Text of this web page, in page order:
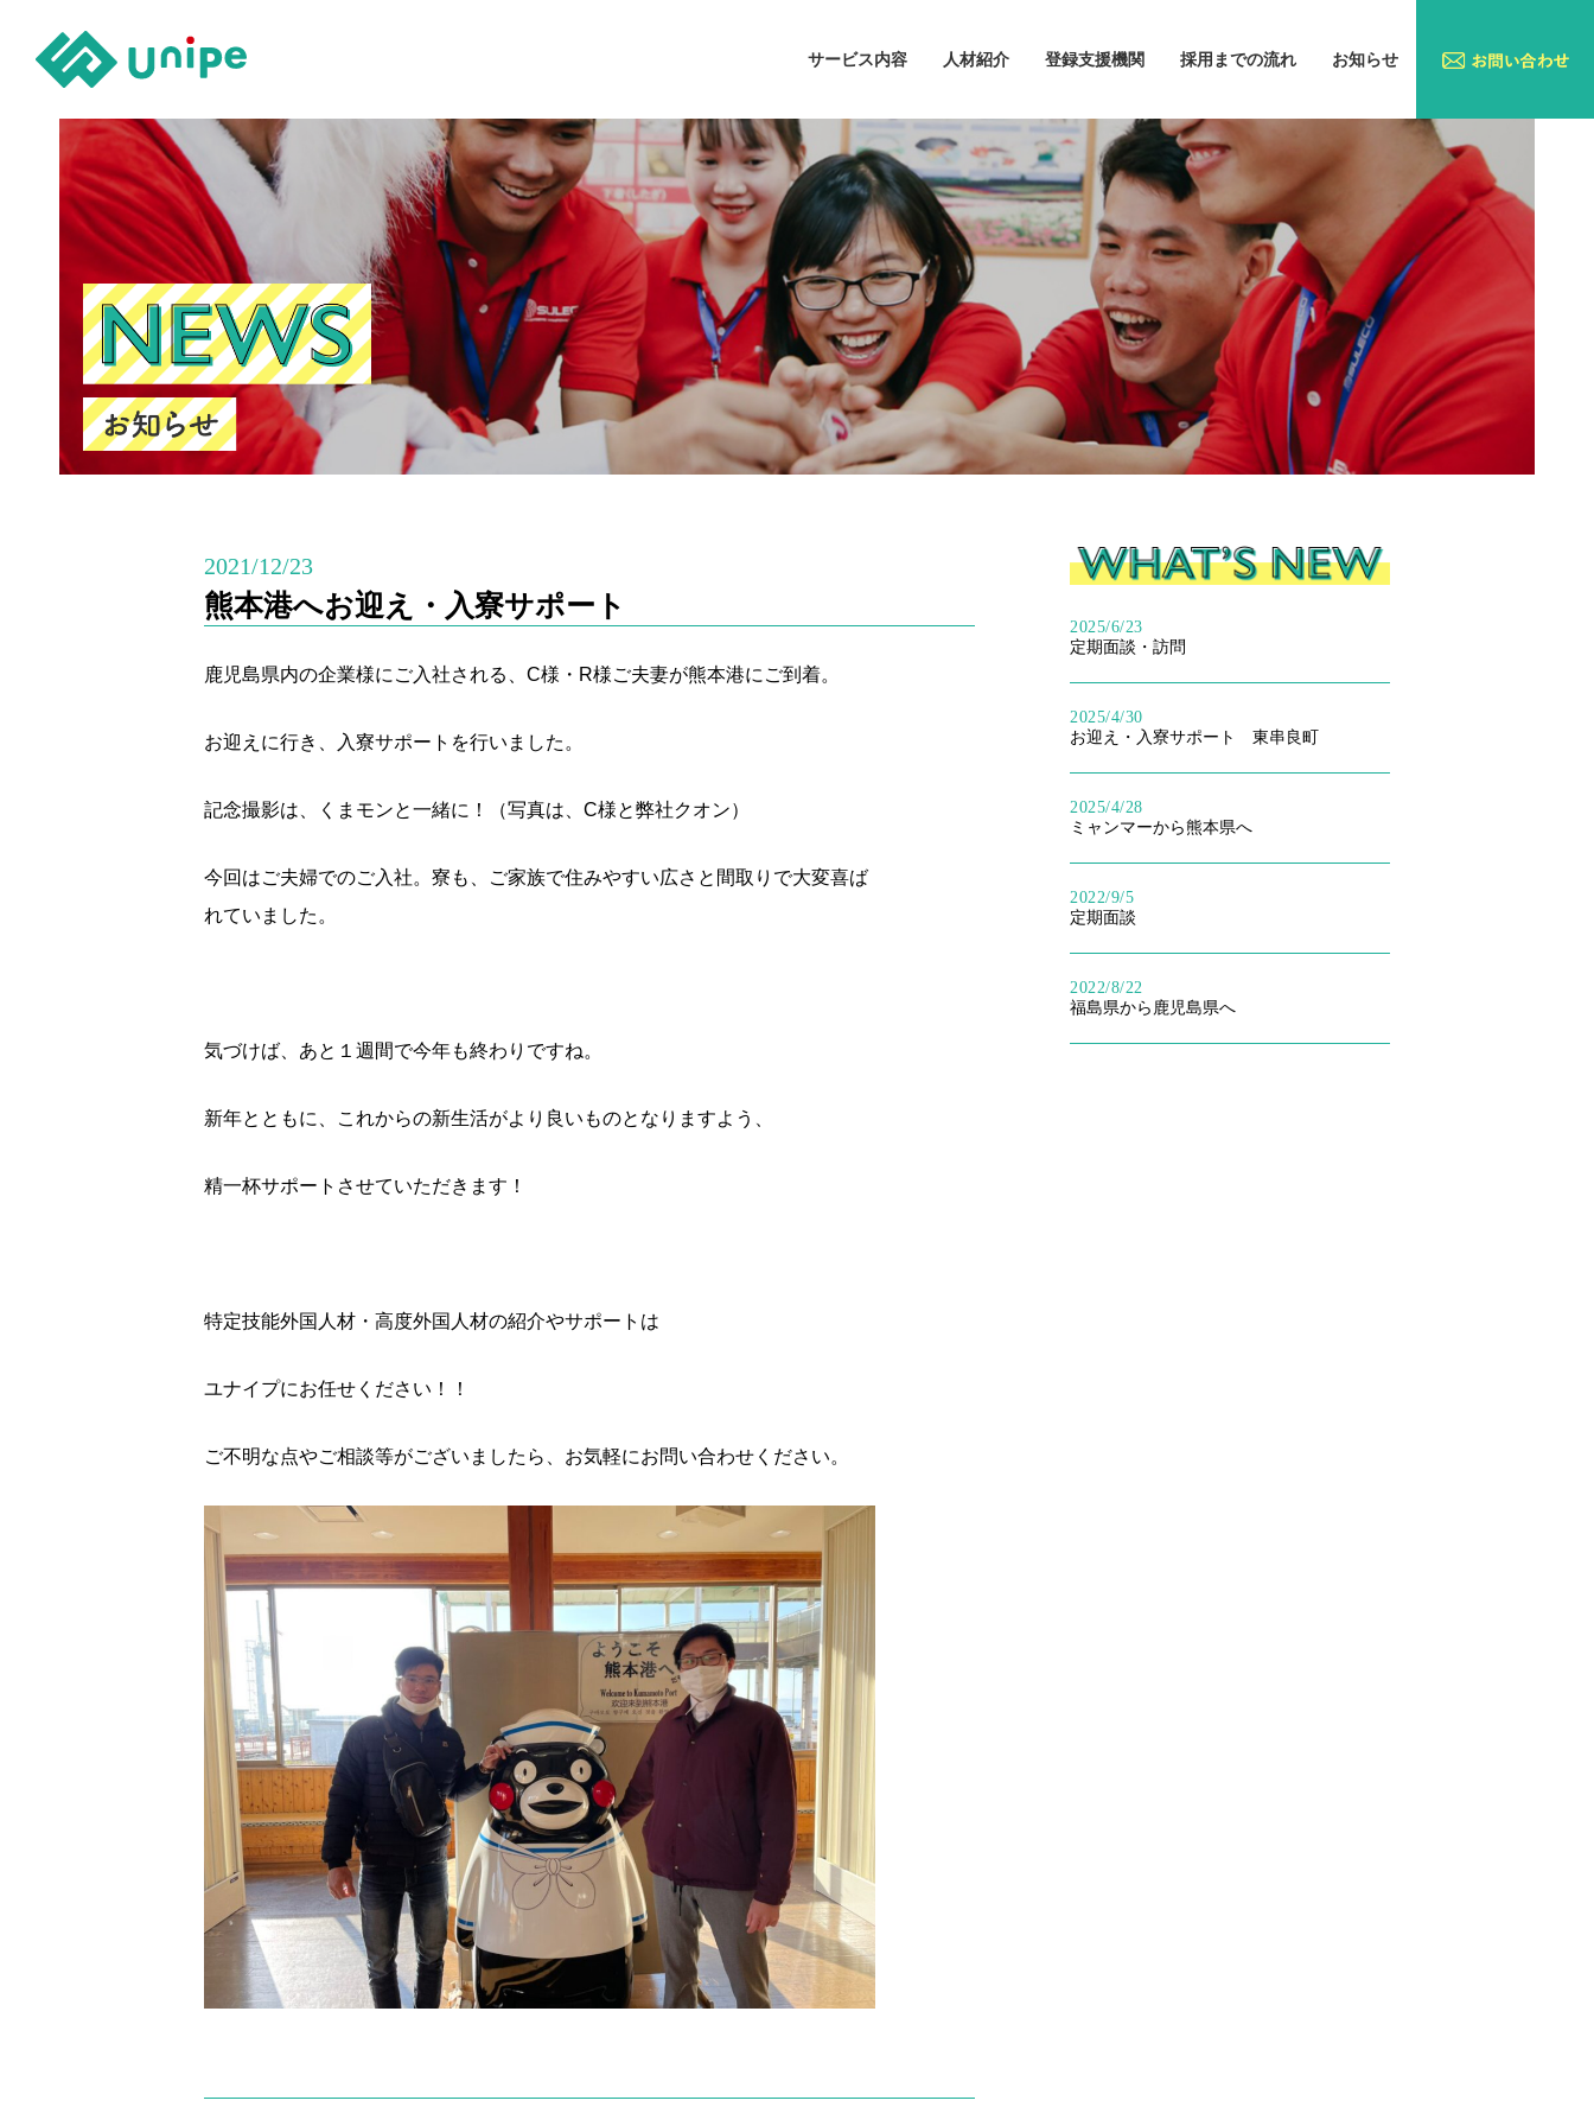
サービス内容 人材紹介 登録支援機関 採用までの流れ お知らせ
2021/12/23
熊本港へお迎え・入寮サポート
鹿児島県内の企業様にご入社される、C様・R様ご夫妻が熊本港にご到着。
お迎えに行き、入寮サポートを行いました。
記念撮影は、くまモンと一緒に！（写真は、C様と弊社クオン）
今回はご夫婦でのご入社。寮も、ご家族で住みやすい広さと間取りで大変喜ば
れていました。
気づけば、あと１週間で今年も終わりですね。
新年とともに、これからの新生活がより良いものとなりますよう、
精一杯サポートさせていただきます！
特定技能外国人材・高度外国人材の紹介やサポートは
ユナイプにお任せください！！
ご不明な点やご相談等がございましたら、お気軽にお問い合わせください。
2025/6/23
定期面談・訪問
2025/4/30
お迎え・入寮サポート 東串良町
2025/4/28
ミャンマーから熊本県へ
2022/9/5
定期面談
2022/8/22
福島県から鹿児島県へ